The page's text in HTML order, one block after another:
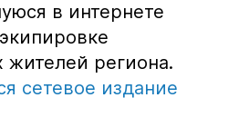
в интернете
региона.
сетевое издание